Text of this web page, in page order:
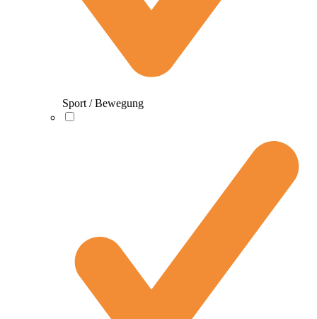
Sport / Bewegung